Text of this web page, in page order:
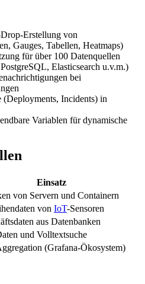
Erstellung von
Gauges, Tabellen, Heatmaps)
für über 100 Datenquellen
Elasticsearch u.v.m.)
bei
(Deployments, Incidents) in
Variablen für dynamische
Einsatz
von Servern und Containern
von IoT-Sensoren
aus Datenbanken
und Volltextsuche
(Grafana-Ökosystem)